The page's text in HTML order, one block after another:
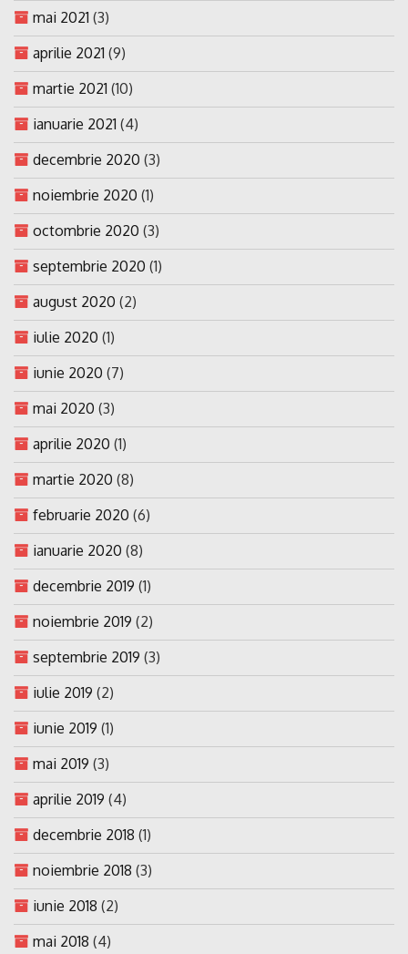
mai 2021 (3)
aprilie 2021 (9)
martie 2021 (10)
ianuarie 2021 (4)
decembrie 2020 (3)
noiembrie 2020 (1)
octombrie 2020 (3)
septembrie 2020 (1)
august 2020 (2)
iulie 2020 (1)
iunie 2020 (7)
mai 2020 (3)
aprilie 2020 (1)
martie 2020 (8)
februarie 2020 (6)
ianuarie 2020 (8)
decembrie 2019 (1)
noiembrie 2019 (2)
septembrie 2019 (3)
iulie 2019 (2)
iunie 2019 (1)
mai 2019 (3)
aprilie 2019 (4)
decembrie 2018 (1)
noiembrie 2018 (3)
iunie 2018 (2)
mai 2018 (4)